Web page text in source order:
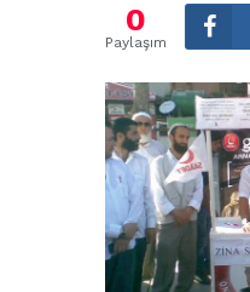
0
Paylaşım